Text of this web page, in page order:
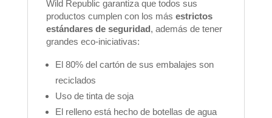
Wild Republic garantiza que todos sus
productos cumplen con los más estrictos
estándares de seguridad, además de tener
grandes eco-iniciativas:
El 80% del cartón de sus embalajes son
reciclados
Uso de tinta de soja
El relleno está hecho de botellas de agua